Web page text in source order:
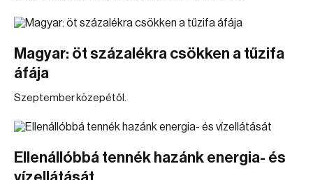
Magyar: öt százalékra csökken a tűzifa
áfája
Szeptember közepétől.
Ellenállóbbá tennék hazánk energia- és